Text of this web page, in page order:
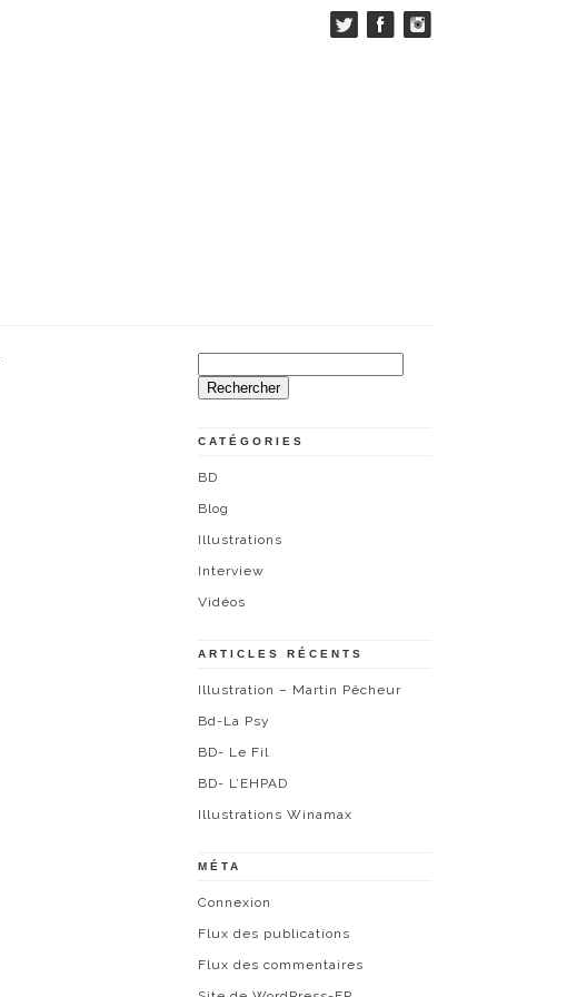
CATÉGORIES
BD
Blog
Illustrations
Interview
Vidéos
ARTICLES RÉCENTS
Illustration – Martin Pêcheur
Bd-La Psy
BD- Le Fil
BD- L’EHPAD
Illustrations Winamax
MÉTA
Connexion
Flux des publications
Flux des commentaires